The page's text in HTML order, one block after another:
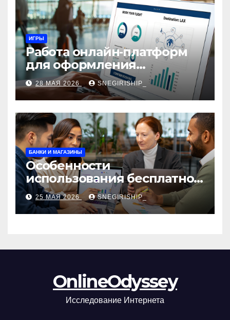
ИГРЫ
Работа онлайн‑платформ
для оформления
авиабилетов: алгоритмы,
сборы и безопасность
28 МАЯ 2026 SNEGIRISHIP_
БАНКИ И МАГАЗИНЫ
Особенности
использования бесплатной
версии программ для
автоматизации и
управления предприятием
25 МАЯ 2026 SNEGIRISHIP_
OnlineOdyssey
Исследование Интернета